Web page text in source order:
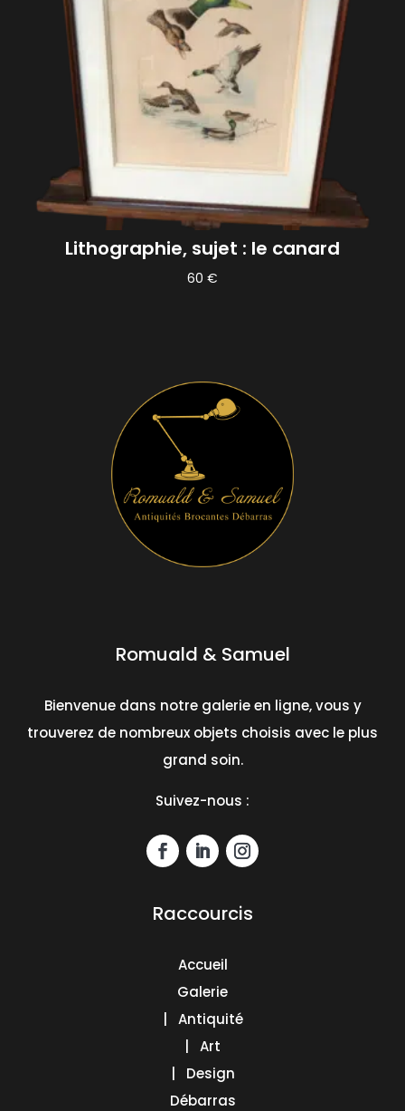
Lithographie, sujet : le canard
60 €
Romuald & Samuel
Bienvenue dans notre galerie en ligne, vous y
trouverez de nombreux objets choisis avec le plus
grand soin.
Suivez-nous :
Raccourcis
Accueil
Galerie
| Antiquité
| Art
| Design
Débarras